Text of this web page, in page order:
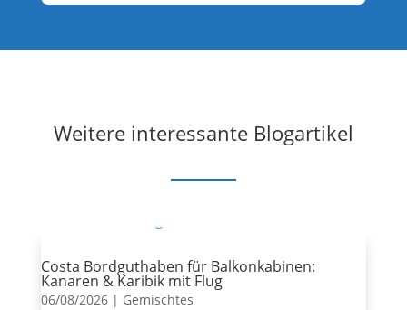
Weitere interessante Blogartikel
Costa Bordguthaben für Balkonkabinen:
Kanaren & Karibik mit Flug
06/08/2026| Gemischtes